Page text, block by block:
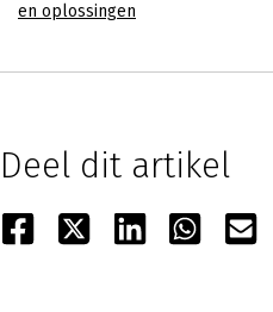
en oplossingen
Deel dit artikel